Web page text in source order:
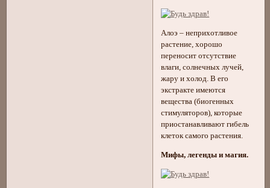
Алоэ – неприхотливое
растение, хорошо
переносит отсутствие
влаги, солнечных лучей,
жару и холод. В его
экстракте имеются
вещества (биогенных
стимуляторов), которые
приостанавливают гибель
клеток самого растения.
Мифы, легенды и магия.